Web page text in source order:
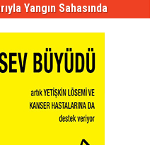
Yangın Sahasında